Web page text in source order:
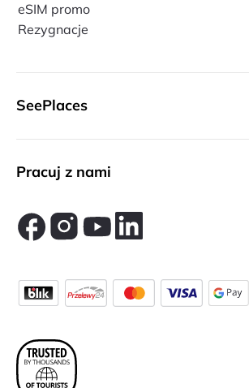
eSIM promo
Rezygnacje
SeePlaces
Pracuj z nami